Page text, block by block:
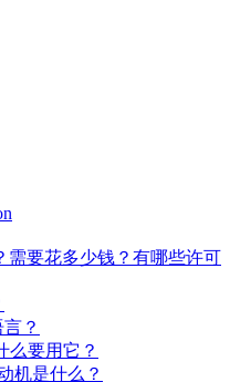
需要花多少钱？有哪些许可
？
么要用它？
机是什么？